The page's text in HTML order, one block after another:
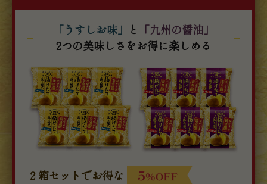
「うすしお味」 と
「九州の醤油」
2つの美味しさをお得に楽しめる
２箱セットでお得な